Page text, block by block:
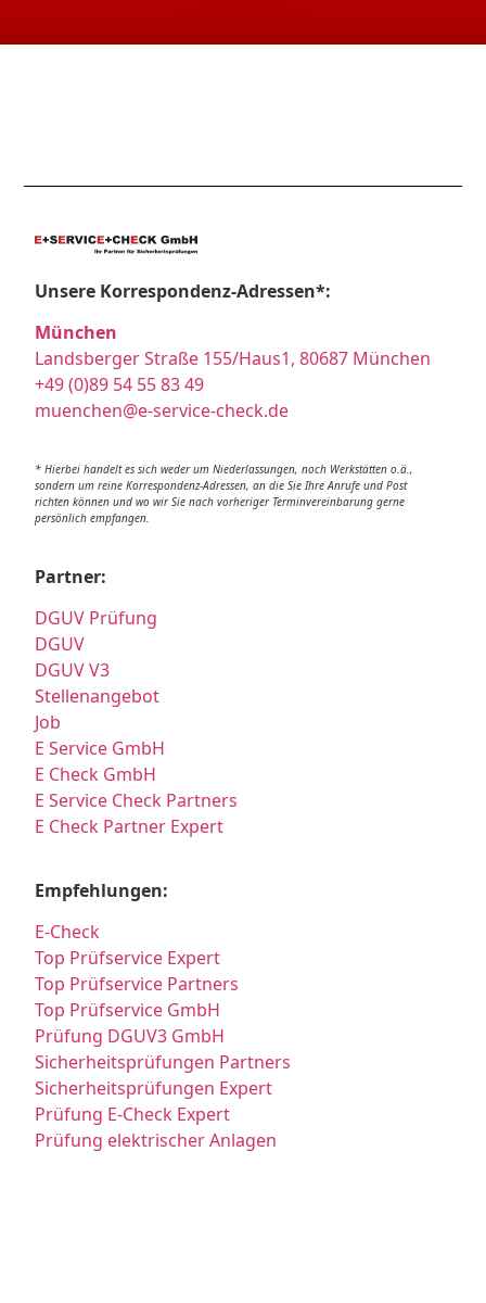
Unsere Korrespondenz-Adressen*:
München
Landsberger Straße 155/Haus1, 80687 München
+49 (0)89 54 55 83 49
muenchen@e-service-check.de
* Hierbei handelt es sich weder um Niederlassungen, noch Werkstätten o.ä.,
sondern um reine Korrespondenz-Adressen, an die Sie Ihre Anrufe und Post
richten können und wo wir Sie nach vorheriger Terminvereinbarung gerne
persönlich empfangen.
Partner:
DGUV Prüfung
DGUV
DGUV V3
Stellenangebot
Job
E Service GmbH
E Check GmbH
E Service Check Partners
E Check Partner Expert
Empfehlungen:
E-Check
Top Prüfservice Expert
Top Prüfservice Partners
Top Prüfservice GmbH
Prüfung DGUV3 GmbH
Sicherheitsprüfungen Partners
Sicherheitsprüfungen Expert
Prüfung E-Check Expert
Prüfung elektrischer Anlagen